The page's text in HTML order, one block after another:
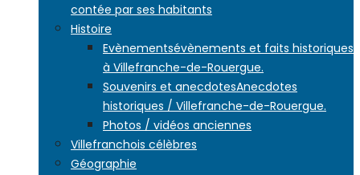
contée par ses habitants
Histoire
Evènementsévènements et faits historiques
à Villefranche-de-Rouergue.
Souvenirs et anecdotesAnecdotes
historiques / Villefranche-de-Rouergue.
Photos / vidéos anciennes
Villefranchois célèbres
Géographie